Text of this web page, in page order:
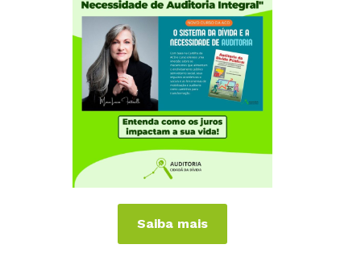
Maranhão
Mato Grosso
Mato Grosso do Sul
Mato Grosso do Sul - Três Lagoas
Minas Gerais - Belo Horizonte – Bairro 1º de Maio
Saiba mais